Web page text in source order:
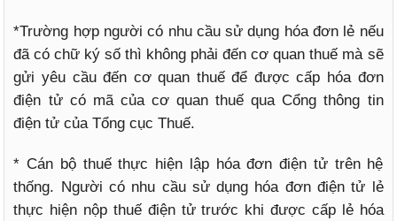
*Trường hợp người có nhu cầu sử dụng hóa đơn lẻ nếu
đã có chữ ký số thì không phải đến cơ quan thuế mà sẽ
gửi yêu cầu đến cơ quan thuế để được cấp hóa đơn
điện tử có mã của cơ quan thuế qua Cổng thông tin
điện tử của Tổng cục Thuế.
* Cán bộ thuế thực hiện lập hóa đơn điện tử trên hệ
thống. Người có nhu cầu sử dụng hóa đơn điện tử lẻ
thực hiện nộp thuế điện tử trước khi được cấp lẻ hóa